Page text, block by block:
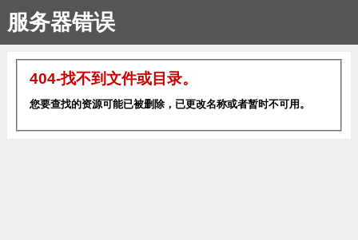
服务器错误
404-找不到文件或目录。
您要查找的资源可能已被删除，已更改名称或者暂时不可用。